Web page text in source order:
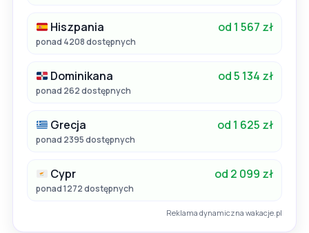
Hiszpania od 1 567 zł
ponad 4208 dostępnych
Dominikana od 5 134 zł
ponad 262 dostępnych
Grecja od 1 625 zł
ponad 2395 dostępnych
Cypr od 2 099 zł
ponad 1272 dostępnych
Reklama dynamiczna wakacje.pl